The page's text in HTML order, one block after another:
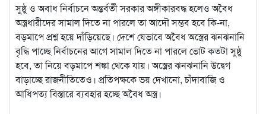
সুষ্ঠু ও অবাধ নির্বাচনে অন্তর্বর্তী সরকার অঙ্গীকারবদ্ধ হলেও অবৈধ
অস্ত্রধারীদের সামাল দিতে না পারলে তা আদৌ সম্ভব হবে কি-না,
বড়মাপে প্রশ্ন হয়ে দাঁড়িয়েছে। দেশে যেভাবে অবৈধ অস্ত্রের ঝনঝনানি
বৃদ্ধি পাচ্ছে নির্বাচনের আগে সামাল দিতে না পারলে ভোট কতটা সুষ্ঠু
হবে, তা নিয়ে বড়মাপে শঙ্কা থেকে যায়। অস্ত্রের ঝনঝনানি উদ্বেগ
বাড়াচ্ছে রাজনীতিতেও। প্রতিপক্ষকে ভয় দেখানো, চাঁদাবাজি ও
আধিপত্য বিস্তারে ব্যবহার হচ্ছে অবৈধ অস্ত্র।